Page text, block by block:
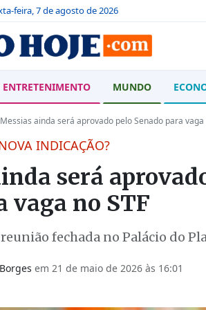
feira, 7 de agosto de 2026
ENTRETENIMENTO MUNDO
ainda será aprovado pelo Senado para vaga
INDICAÇÃO?
será
vaga no STF
fechada no Palácio do
em21 de maio de 2026 às 16:01